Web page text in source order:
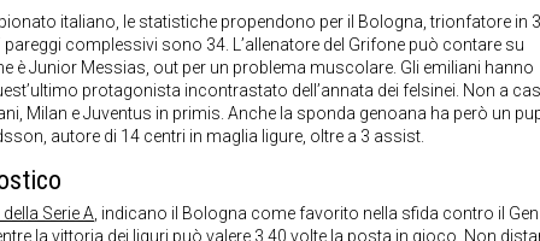
italiano, le statistiche propendono per il Bologna, trionfatore in
complessivi sono 34. L’allenatore del Grifone può contare su
è Junior Messias, out per un problema muscolare. Gli emiliani hanno
protagonista incontrastato dell’annata dei felsinei. Non a
Milan e Juventus in primis. Anche la sponda genoana ha però un
autore di 14 centri in maglia ligure, oltre a 3 assist.
Serie A , indicano il Bologna come favorito nella sfida contro il
la vittoria dei liguri può valere 3.40 volte la posta in gioco. Non